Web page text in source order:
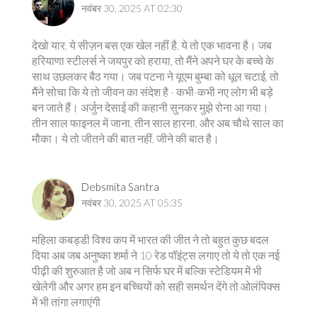
नवंबर 30, 2025 AT 02:30
देखो यार, ये सीज़न बस एक खेल नहीं है, ये तो एक भावना है। जब
हरियाणा स्टीलर्स ने जयपुर को हराया, तो मैंने अपने घर के बच्चे के
साथ उछलकर बैठ गया। जब पटना ने यूएम बुम्बा को धूल चटाई, तो
मैंने सोचा कि ये तो जीवन का संदेश है - कभी-कभी नए लोग भी बड़े
बन जाते हैं। अर्जुन देसाई की कहानी सुनकर मुझे रोना आ गया।
तीन साल फाइनल में जाना, तीन साल हारना, और अब चौथे साल का
मौका। ये तो जीतने की बात नहीं, जीने की बात है।
Debsmita Santra
नवंबर 30, 2025 AT 05:35
महिला कबड्डी विश्व कप में भारत की जीत ने तो बहुत कुछ बदल
दिया अब जब अनुष्का शर्मा ने 10 रेड पॉइंट्स लगाए तो ये तो एक नई
पीढ़ी की शुरुआत है जो अब न सिर्फ घर में बल्कि स्टेडियम में भी
खेलेगी और अगर हम इन बच्चियों को सही समर्थन देंगे तो ओलंपिक्स
में भी तांगा लगाएंगी